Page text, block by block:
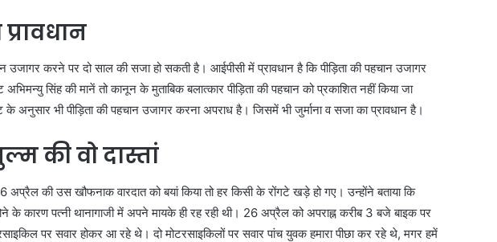
उजागर करने पर दो साल की सजा हो सकती है। आईपीसी में प्रावधान है कि पीड़िता की पहचान उजागर
सिंह की मानें तो कानून के मुताबिक बलात्कार पीड़िता की पहचान को प्रकाशित नहीं किया जा
भी पीड़िता की पहचान उजागर करना अपराध है। जिसमें भी जुर्माना व सजा का प्रावधान है।
की वो दास्तां
अप्रैल की उस खौफनाक वारदात को बयां किया तो हर किसी के रोंगटे खड़े हो गए। उन्होंने बताया कि
के कारण पत्नी थानागाजी में अपने मायके ही रह रही थी। 26 अप्रैल को अपराह्न करीब 3 बजे बाइक पर
पर सवार होकर आ रहे थे। दो मोटरसाइकिलों पर सवार पांच युवक हमारा पीछा कर रहे थे, मगर हमें